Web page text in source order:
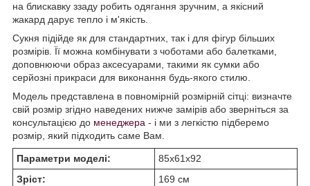
на блискавку ззаду робить одягання зручним, а якісний
жакард дарує тепло і м'якість.
Сукня підійде як для стандартних, так і для фігур більших
розмірів. Її можна комбінувати з чоботами або балетками,
доповнюючи образ аксесуарами, такими як сумки або
серйозні прикраси для виконання будь-якого стилю.
Модель представлена в повномірній розмірній сітці: визначте
свій розмір згідно наведених нижче замірів або зверніться за
консультацією до менеджера - і ми з легкістю підберемо
розмір, який підходить саме Вам.
Параметри моделі:
85х61х92
Зріст:
169 см